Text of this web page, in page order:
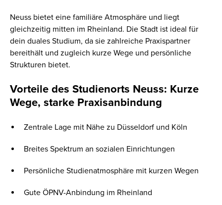
Neuss bietet eine familiäre Atmosphäre und liegt
gleichzeitig mitten im Rheinland. Die Stadt ist ideal für
dein duales Studium, da sie zahlreiche Praxispartner
bereithält und zugleich kurze Wege und persönliche
Strukturen bietet.
Vorteile des Studienorts Neuss: Kurze
Wege, starke Praxisanbindung
Zentrale Lage mit Nähe zu Düsseldorf und Köln
Breites Spektrum an sozialen Einrichtungen
Persönliche Studienatmosphäre mit kurzen Wegen
Gute ÖPNV-Anbindung im Rheinland